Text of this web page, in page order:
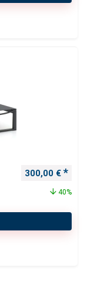
Ursprünglicher
300,00 €
40%